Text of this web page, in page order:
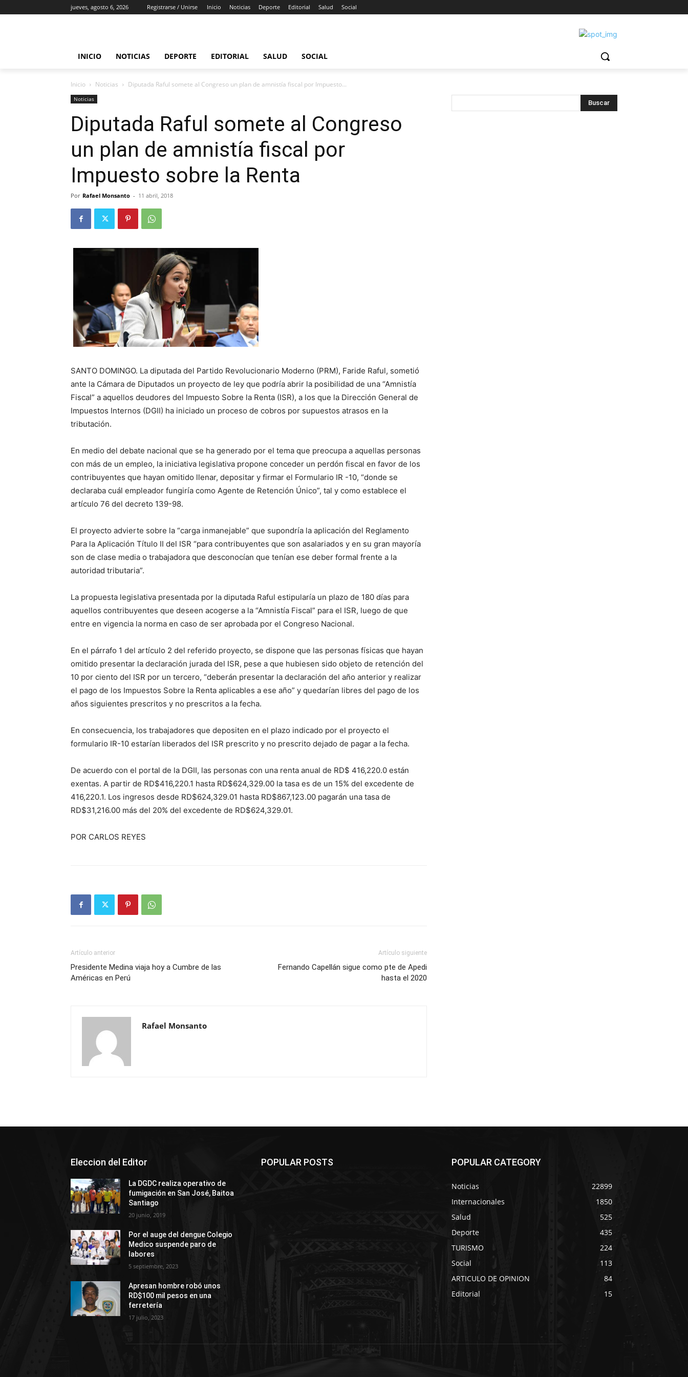
jueves, agosto 6, 2026 Registrarse / Unirse Inicio Noticias Deporte Editorial Salud Social
INICIO NOTICIAS DEPORTE EDITORIAL SALUD SOCIAL
Inicio Noticias Diputada Raful somete al Congreso un plan de amnistía fiscal por Impuesto...
Noticias
Diputada Raful somete al Congreso
un plan de amnistía fiscal por
Impuesto sobre la Renta
Por Rafael Monsanto - 11 abril, 2018
SANTO DOMINGO. La diputada del Partido Revolucionario Moderno (PRM), Faride Raful, sometió
ante la Cámara de Diputados un proyecto de ley que podría abrir la posibilidad de una “Amnistía
Fiscal” a aquellos deudores del Impuesto Sobre la Renta (ISR), a los que la Dirección General de
Impuestos Internos (DGII) ha iniciado un proceso de cobros por supuestos atrasos en la
tributación.
En medio del debate nacional que se ha generado por el tema que preocupa a aquellas personas
con más de un empleo, la iniciativa legislativa propone conceder un perdón fiscal en favor de los
contribuyentes que hayan omitido llenar, depositar y firmar el Formulario IR -10, “donde se
declaraba cuál empleador fungiría como Agente de Retención Único”, tal y como establece el
artículo 76 del decreto 139-98.
El proyecto advierte sobre la “carga inmanejable” que supondría la aplicación del Reglamento
Para la Aplicación Título II del ISR “para contribuyentes que son asalariados y en su gran mayoría
son de clase media o trabajadora que desconocían que tenían ese deber formal frente a la
autoridad tributaria”.
La propuesta legislativa presentada por la diputada Raful estipularía un plazo de 180 días para
aquellos contribuyentes que deseen acogerse a la “Amnistía Fiscal” para el ISR, luego de que
entre en vigencia la norma en caso de ser aprobada por el Congreso Nacional.
En el párrafo 1 del artículo 2 del referido proyecto, se dispone que las personas físicas que hayan
omitido presentar la declaración jurada del ISR, pese a que hubiesen sido objeto de retención del
10 por ciento del ISR por un tercero, “deberán presentar la declaración del año anterior y realizar
el pago de los Impuestos Sobre la Renta aplicables a ese año” y quedarían libres del pago de los
años siguientes prescritos y no prescritos a la fecha.
En consecuencia, los trabajadores que depositen en el plazo indicado por el proyecto el
formulario IR-10 estarían liberados del ISR prescrito y no prescrito dejado de pagar a la fecha.
De acuerdo con el portal de la DGII, las personas con una renta anual de RD$ 416,220.0 están
exentas. A partir de RD$416,220.1 hasta RD$624,329.00 la tasa es de un 15% del excedente de
416,220.1. Los ingresos desde RD$624,329.01 hasta RD$867,123.00 pagarán una tasa de
RD$31,216.00 más del 20% del excedente de RD$624,329.01.
POR CARLOS REYES
Artículo anterior
Presidente Medina viaja hoy a Cumbre de las
Américas en Perú
Artículo siguiente
Fernando Capellán sigue como pte de Apedi
hasta el 2020
Rafael Monsanto
Eleccion del Editor
La DGDC realiza operativo de
fumigación en San José, Baitoa
Santiago
20 junio, 2019
Por el auge del dengue Colegio
Medico suspende paro de
labores
5 septiembre, 2023
Apresan hombre robó unos
RD$100 mil pesos en una
ferretería
17 julio, 2023
POPULAR POSTS POPULAR CATEGORY
Noticias
22899
Internacionales
1850
Salud
525
Deporte
435
TURISMO
224
Social
113
ARTICULO DE OPINION
84
Editorial
15